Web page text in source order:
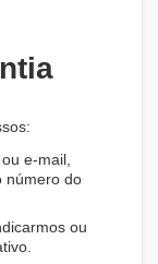
e-mail,
número do
ou